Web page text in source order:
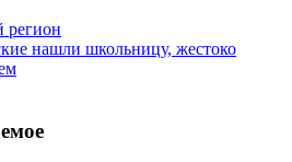
нашли школьницу, жестоко